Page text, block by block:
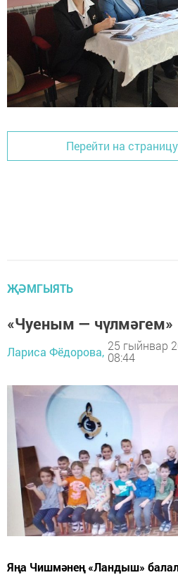
Перейти на
ҖӘМГЫЯТЬ
«Чуеным — чүлмәгем»
Лариса Фёдорова, 25 гыйнвар
08:44
Яңа Чишмәнең «Ландыш»